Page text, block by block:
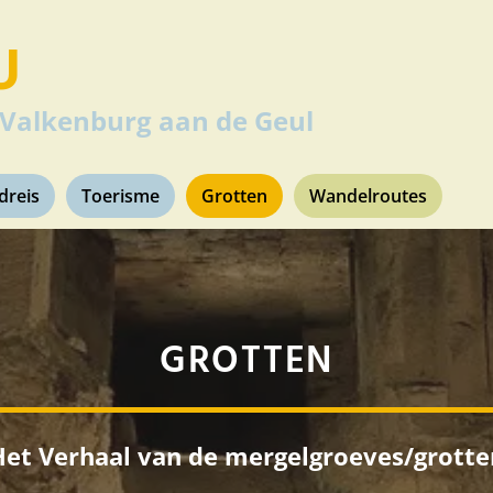
aan de Geul
Toerisme Grotten Wandelroutes
GROTTEN
Verhaal van de mergelgroeves/